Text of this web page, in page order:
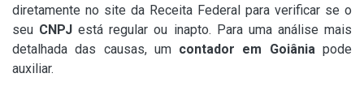
diretamente no site da Receita Federal para verificar se o
seu CNPJ está regular ou inapto. Para uma análise mais
detalhada das causas, um contador em Goiâniapode
auxiliar.